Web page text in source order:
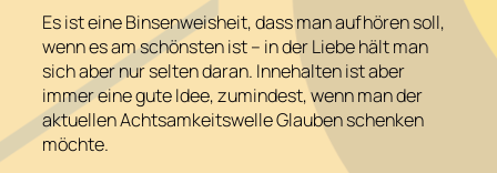
Es ist eine Binsenweisheit, dass man aufhören soll,
wenn es am schönsten ist – in der Liebe hält man
sich aber nur selten daran. Innehalten ist aber
immer eine gute Idee, zumindest, wenn man der
aktuellen Achtsamkeitswelle Glauben schenken
möchte.